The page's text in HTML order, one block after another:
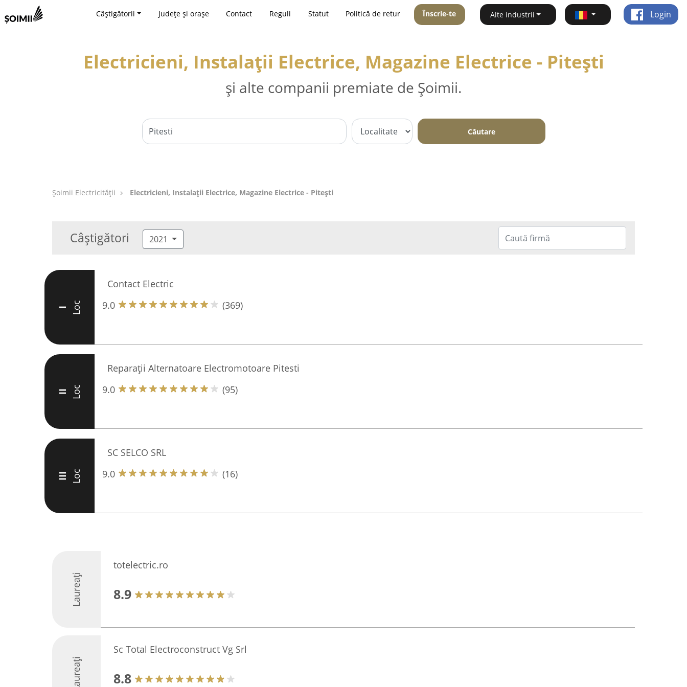
Câștigătorii Județe și orașe Contact Reguli Statut Politică de retur Înscrie-te Alte industrii Login
Electricieni, Instalații Electrice, Magazine Electrice - Piteşti
și alte companii premiate de Șoimii.
Căutare
Șoimii Electricității Electricieni, Instalații Electrice, Magazine Electrice - Piteşti
Câștigători 2021
I Loc
Contact Electric
9.0
(369)
II Loc
Reparații Alternatoare Electromotoare Pitesti
9.0
(95)
III Loc
SC SELCO SRL
9.0
(16)
Laureați
totelectric.ro
8.9
Laureați
Sc Total Electroconstruct Vg Srl
8.8